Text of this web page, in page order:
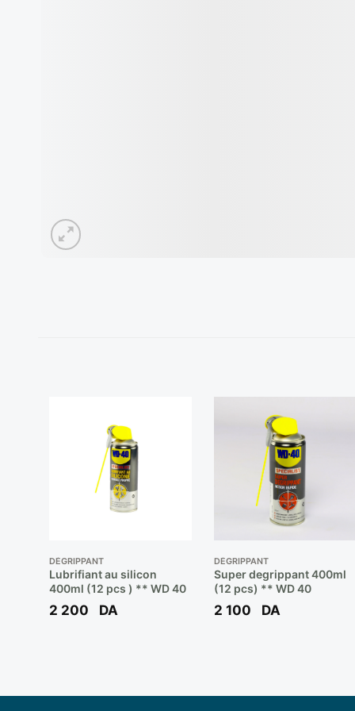
DÉGRIPPANT
Lubrifiant au silicon
400ml (12 pcs ) ** WD 40
2 200 DA
DÉGRIPPANT
Super degrippant 400ml
(12 pcs) ** WD 40
2 100 DA